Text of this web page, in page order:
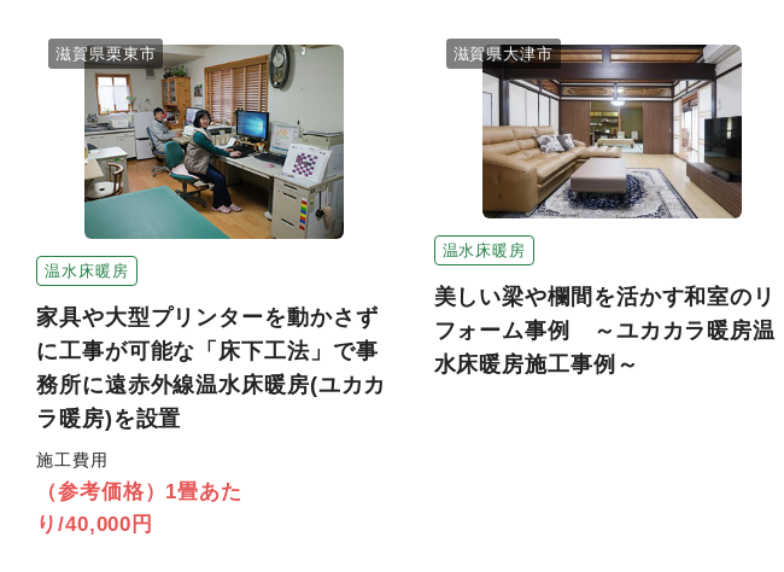
温水床暖房
滋賀県栗東市
家具や大型プリンターを動かさず
に工事が可能な「床下工法」で事
務所に遠赤外線温水床暖房(ユカカ
ラ暖房)を設置
施工費用
（参考価格）1畳あた
り/40,000円
温水床暖房
滋賀県大津市
美しい梁や欄間を活かす和室のリ
フォーム事例 ～ユカカラ暖房温
水床暖房施工事例～